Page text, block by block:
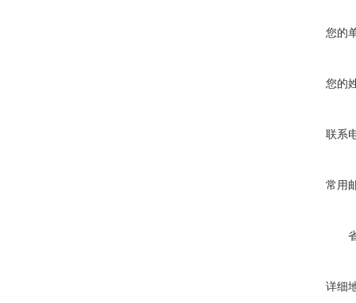
您的
您的
联系
常用
详细